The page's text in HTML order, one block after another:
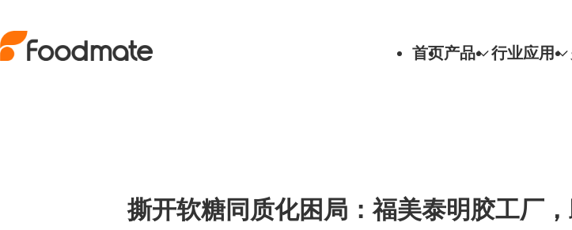
首页产品 行业应用
撕开软糖同质化困局：福美泰明胶工厂